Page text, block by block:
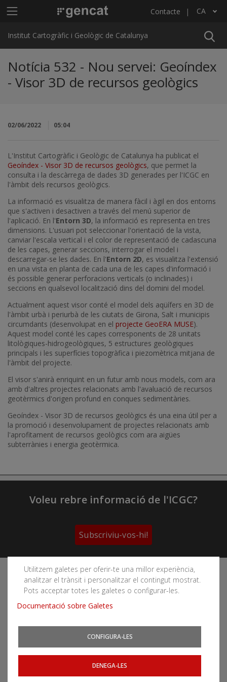
Menú principal ICGC Contacte CA
Llista les accions addicionals
Institut Cartogràfic i Geològic de Catalunya
Notícia 532 - Nou servei: Geoíndex
- Visor 3D de recursos geològics
02/06/2022 05:04
L'Institut Cartogràfic i Geològic de Catalunya ha publicat el
Geoíndex - Visor 3D de recursos geològics, que permet la
consulta i la descàrrega de dades 3D generades per l'ICGC en
l'àmbit dels recursos geològics.
La informació es visualitza de manera fàcil i àgil en dos entorns
que s'activen i desactiven a través del menú superior de
l'aplicació. En l'Entorn 3D, la informació es representa en tres
dimensions. L'usuari pot seleccionar l'orientació de la vista,
canviar l'escala vertical i el color de representació de cadascuna
de les capes, generar seccions, interrogar el model i
descarregar-se les dades. En l'Entorn 2D, es visualitza l'extensió
en una vista en planta de cada una de les capes d'informació i
és possible generar perforacions verticals (o inclinades) i
seccions en qualsevol localització dins del domini del model.
Actualment aquest visor conté el model dels aqüífers en 3D de
l'àmbit urbà i periurbà de les ciutats de Girona, Salt i municipis
circumdants (desenvolupat en el projecte GeoERA MUSE).
Aquest model conté les capes corresponents de 28 unitats
litològiques-hidrogeològiques, 5 estructures geològiques
principals i les superfícies topogràfica i piezomètrica mitjana de
l'àmbit del projecte.
El visor s'anirà enriquint en un futur amb nous models, com ara
amb d'altres projectes relacionats amb l'avaluació de recursos
geotèrmics d'origen profund en conques sedimentàries.
Geoíndex - Visor 3D de recursos geològics és una eina útil per a
la promoció i desenvolupament de projectes relacionats amb
l'aprofitament de recursos geològics com ara aigües
subterrànies i energia geotèrmica.
Utilitzem galetes per oferir-te una millor experiència,
analitzar el trànsit i personalitzar el contingut mostrat.
Pots acceptar totes les galetes o configurar-les.
Documentació sobre Galetes
CONFIGURA-LES
DENEGA-LES
Voleu rebre informació de l'ICGC?
Subscriviu-vos-hi!
Segueix les xarxes socials de l'Institut Cartogràfic i
Geològic de Catalunya
Podeu subscriure-us als fils RSS